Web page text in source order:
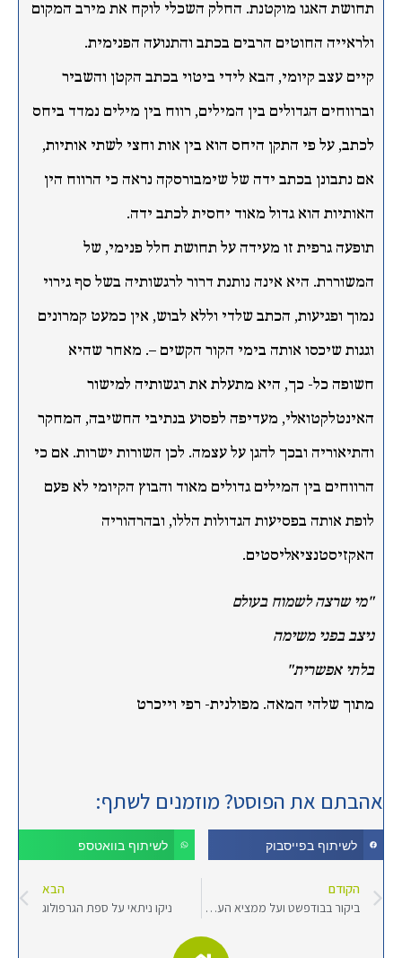
תחושת האגו מוקטנת. החלק השכלי לוקח את מירב המקום
ולראייה החוטים הרבים בכתב והתנועה הפנימית.
קיים עצב קיומי, הבא לידי ביטוי בכתב הקטן והשביר
וברווחים הגדולים בין המילים, רווח בין מילים נמדד ביחס
לכתב, על פי התקן היחס הוא בין אות וחצי לשתי אותיות,
אם נתבונן בכתב ידה של שימבורסקה נראה כי הרווח הין
האותיות הוא גדול מאוד יחסית לכתב ידה.
תופעה גרפית זו מעידה על תחושת חלל פנימי, של
המשוררת. היא אינה נותנת דרור לרגשותיה בשל סף גירוי
נמוך ופגיעות, הכתב שלדי וללא לבוש, אין כמעט קמרונים
וגגות שיכסו אותה בימי הקור הקשים –. מאחר שהיא
חשופה כל- כך, היא מתעלת את רגשותיה למישור
האינטלקטואלי, מעדיפה לפסוע בנתיבי החשיבה, המחקר
והתיאוריה ובכך להגן על עצמה. לכן השורות ישרות. אם כי
הרווחים בין המילים גדולים מאוד והבוץ הקיומי לא פעם
לופת אותה בפסיעות הגדולות הללו, ובהרהוריה
האקזיסטנציאליסטים.
"מי שרצה לשמוח בעולם
ניצב בפני משימה
בלתי אפשרית"
מתוך שלהי המאה. מפולנית- רפי וייכרט
אהבתם את הפוסט? מוזמנים לשתף:
לשיתוף בפייסבוק לשיתוף בוואטספ
הקודם
ביקור בבודפשט ועל ממציא העט הכדורי
הבא
ניקו ניתאי על ספת הגרפולוג